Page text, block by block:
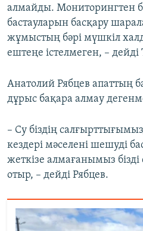
алмайды. Мониторингтен
бастауларын басқару
жұмыстың бәрі мүшкіл
ештеңе істелмеген, –
Анатолий Рябцев апаттың
дұрыс бақара алмау
– Су біздің
кездері мәселені шешуді
жеткізе алмағанымыз
отыр, – дейді Рябцев.